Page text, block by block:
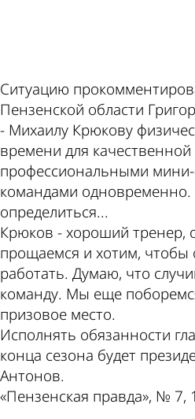
Ситуацию
Пензенской области
- Михаилу Крюкову
времени для
профессиональными
командами
определиться...
Крюков - хороший
прощаемся и хотим, чтобы
работать. Думаю, что
команду. Мы еще
призовое место.
Исполнять обязанности
конца сезона будет
Антонов.
«Пензенская правда», № 7,